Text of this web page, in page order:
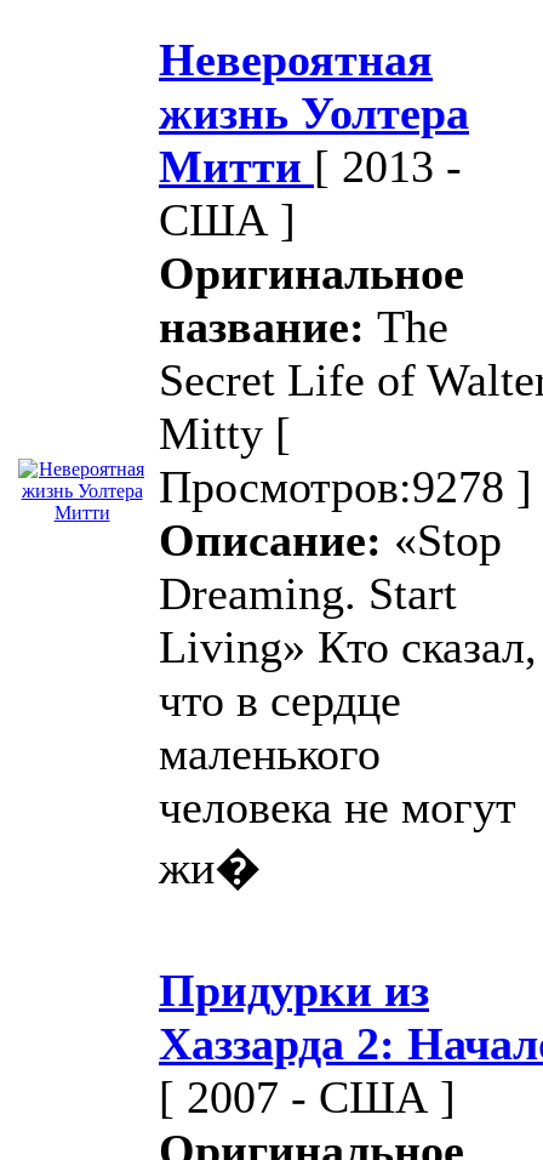
Невероятная
жизнь Уолтера
Митти [ 2013 -
США ]
Оригинальное
название: The
Secret Life of
Mitty [
Просмотров:9278 ]
Описание: «Stop
Dreaming. Start
Living» Кто сказал,
что в сердце
маленького
человека не могут
жи�
Придурки из
Хаззарда 2:
[ 2007 - США ]